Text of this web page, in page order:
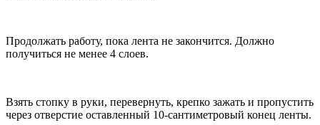
Продолжать работу, пока лента не закончится. Должно
получиться не менее 4 слоев.
Взять стопку в руки, перевернуть, крепко зажать и пропустить
через отверстие оставленный 10-сантиметровый конец ленты.